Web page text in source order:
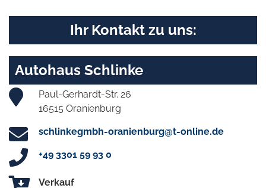
Ihr Kontakt zu uns:
Autohaus Schlinke
Paul-Gerhardt-Str. 26
16515 Oranienburg
schlinkegmbh-oranienburg@t-online.de
+49 3301 59 93 0
Verkauf